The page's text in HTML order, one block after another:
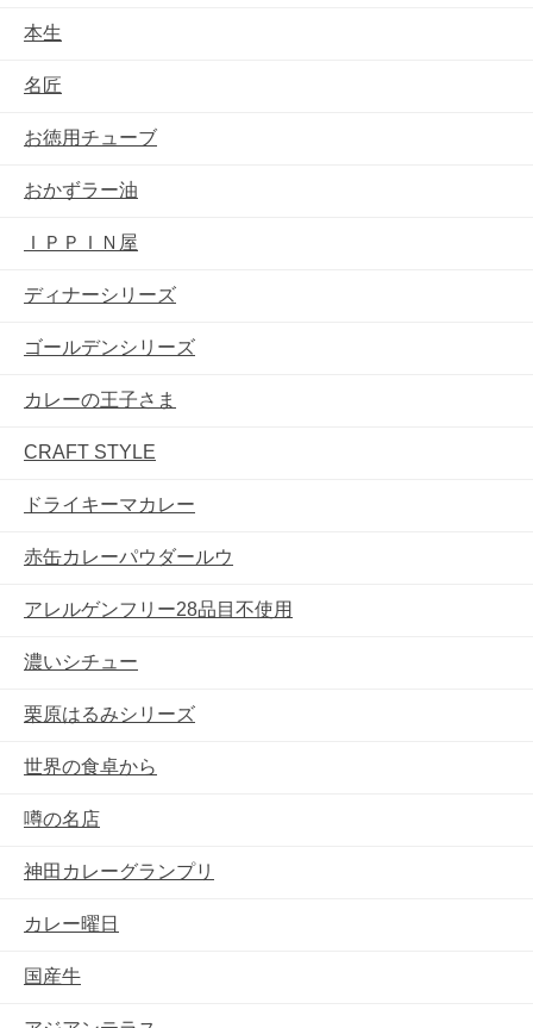
本生
名匠
お徳用チューブ
おかずラー油
ＩＰＰＩＮ屋
ディナーシリーズ
ゴールデンシリーズ
カレーの王子さま
CRAFT STYLE
ドライキーマカレー
赤缶カレーパウダールウ
アレルゲンフリー28品目不使用
濃いシチュー
栗原はるみシリーズ
世界の食卓から
噂の名店
神田カレーグランプリ
カレー曜日
国産牛